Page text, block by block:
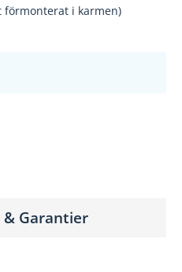
förmonterat i karmen)
Garantier